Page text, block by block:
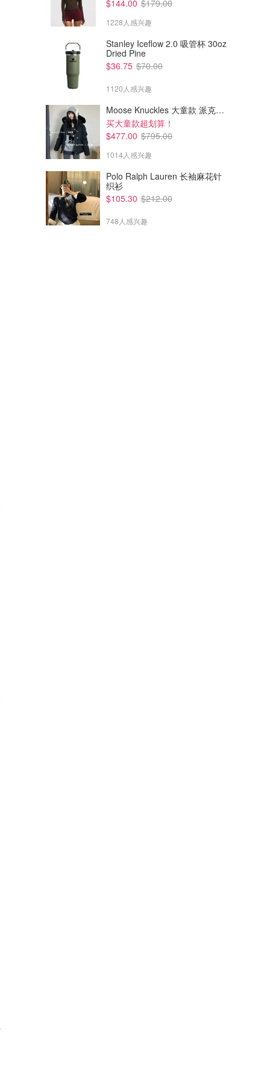
$144.00 $179.00
1228人感兴趣
Stanley Iceflow 2.0 吸管杯 30oz
Dried Pine
$36.75 $70.00
1120人感兴趣
Moose Knuckles 大童款 派克羽绒服
买大童款超划算！
$477.00 $795.00
1014人感兴趣
Polo Ralph Lauren 长袖麻花针
织衫
$105.30 $212.00
748人感兴趣